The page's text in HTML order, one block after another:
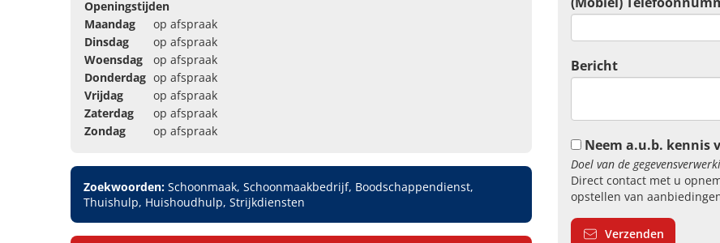
Openingstijden
Maandag
op afspraak
Dinsdag
op afspraak
Woensdag
op afspraak
Donderdag op afspraak
Vrijdag
op afspraak
Zaterdag
op afspraak
Zondag
op afspraak
Zoekwoorden: Schoonmaak, Schoonmaakbedrijf, Boodschappendienst,
Thuishulp, Huishoudhulp, Strijkdiensten
Bericht
Neem a.u.b. kennis
Doel van de
Direct contact met u
opstellen van
Verzenden